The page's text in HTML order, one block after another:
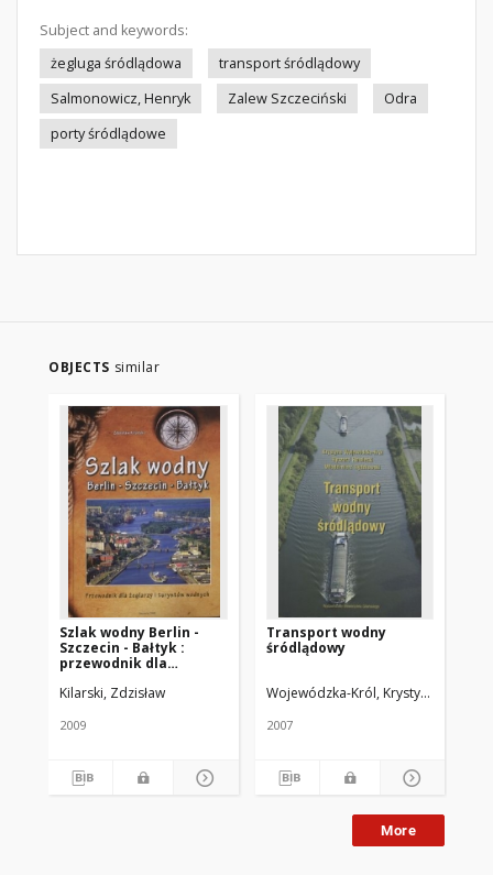
Subject and keywords:
żegluga śródlądowa
transport śródlądowy
Salmonowicz, Henryk
Zalew Szczeciński
Odra
porty śródlądowe
OBJECTS similar
Szlak wodny Berlin -
Szczecin - Bałtyk :
przewodnik dla
Kilarski, Zdzisław
2009
Transport wodny
śródlądowy
Wojewódzka-Król, Krystyna
2007
More